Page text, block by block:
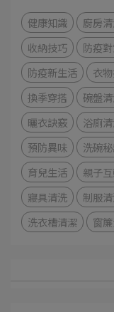
健康知識 廚房
收納技巧
防疫
防疫新生活
衣
換季穿搭
碗盤
曬衣訣竅
浴廁
預防異味
洗碗
育兒生活
親子
寢具清洗
制服
洗衣槽清潔
窗